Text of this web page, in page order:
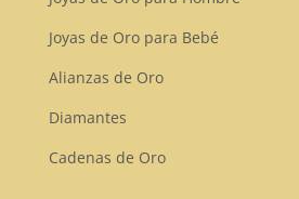
Joyas de Oro para Bebé
Alianzas de Oro
Diamantes
Cadenas de Oro